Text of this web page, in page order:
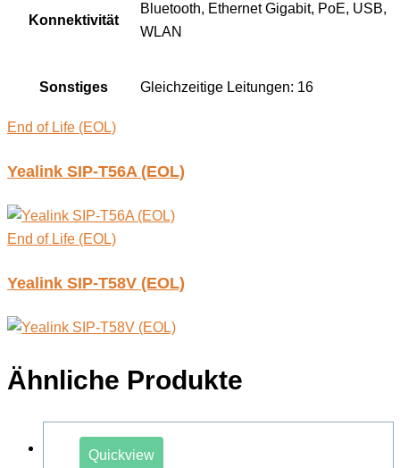
Konnektivität
Bluetooth, Ethernet Gigabit, PoE, USB,
WLAN
Sonstiges Gleichzeitige Leitungen: 16
End of Life (EOL)
Yealink SIP-T56A (EOL)
End of Life (EOL)
Yealink SIP-T58V (EOL)
Ähnliche Produkte
Quickview